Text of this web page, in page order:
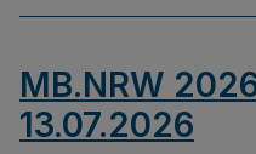
MB.NRW
13.07.2026